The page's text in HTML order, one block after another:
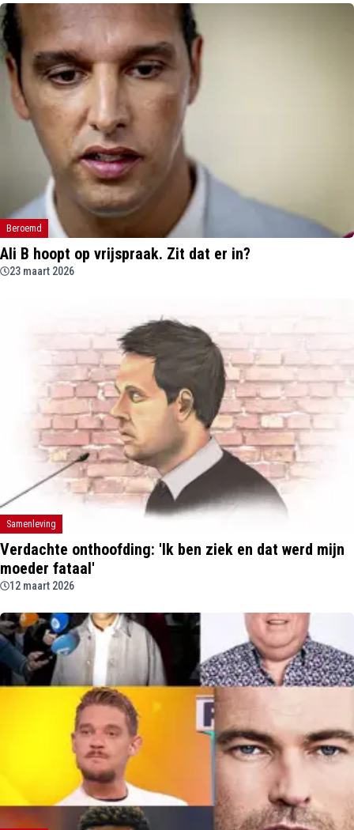
Beroemd
Ali B hoopt op vrijspraak. Zit dat er in?
23 maart 2026
Samenleving
Verdachte onthoofding: 'Ik ben ziek en dat werd mijn
moeder fataal'
12 maart 2026